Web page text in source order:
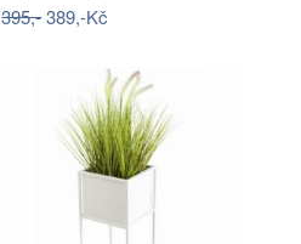
395,-389,-Kč